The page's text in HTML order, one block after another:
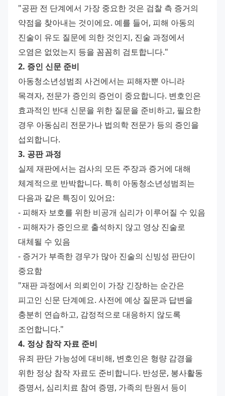
"공판 전 단계에서 가장 중요한 것은 검찰 측 증거의
약점을 찾아내는 것이에요. 예를 들어, 피해 아동의
진술이 유도 질문에 의한 것인지, 진술 과정에서
오염은 없었는지 등을 꼼꼼히 검토합니다."
2. 증인 신문 준비
아동청소년성범죄 사건에서는 피해자뿐 아니라
목격자, 전문가 증인의 증언이 중요합니다. 변호인은
효과적인 반대 신문을 위한 질문을 준비하고, 필요한
경우 아동심리 전문가나 법의학 전문가 등의 증인을
섭외합니다.
3. 공판 과정
실제 재판에서는 검사의 모든 주장과 증거에 대해
체계적으로 반박합니다. 특히 아동청소년성범죄는
다음과 같은 특징이 있어요:
- 피해자 보호를 위한 비공개 심리가 이루어질 수 있음
- 피해자가 증인으로 출석하지 않고 영상 진술로
대체될 수 있음
- 증거가 부족한 경우가 많아 진술의 신빙성 판단이
중요함
"재판 과정에서 의뢰인이 가장 긴장하는 순간은
피고인 신문 단계예요. 사전에 예상 질문과 답변을
충분히 연습하고, 감정적으로 대응하지 않도록
조언합니다."
4. 정상 참작 자료 준비
유죄 판단 가능성에 대비해, 변호인은 형량 감경을
위한 정상 참작 자료도 준비합니다. 반성문, 봉사활동
증명서, 심리치료 참여 증명, 가족의 탄원서 등이